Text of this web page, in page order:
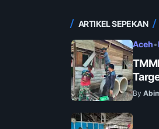
ARTIKEL SEPEKAN
Aceh•
By